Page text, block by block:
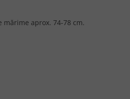
aprox. 74-78 cm.